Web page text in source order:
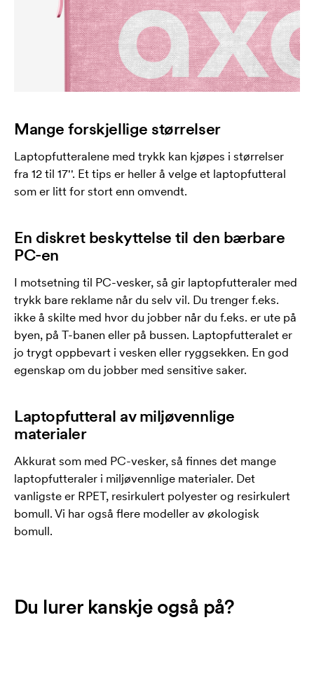
Mange forskjellige størrelser
Laptopfutteralene med trykk kan kjøpes i størrelser
fra 12 til 17''. Et tips er heller å velge et laptopfutteral
som er litt for stort enn omvendt.
En diskret beskyttelse til den bærbare
PC-en
I motsetning til PC-vesker, så gir laptopfutteraler med
trykk bare reklame når du selv vil. Du trenger f.eks.
ikke å skilte med hvor du jobber når du f.eks. er ute på
byen, på T-banen eller på bussen. Laptopfutteralet er
jo trygt oppbevart i vesken eller ryggsekken. En god
egenskap om du jobber med sensitive saker.
Laptopfutteral av miljøvennlige
materialer
Akkurat som med PC-vesker, så finnes det mange
laptopfutteraler i miljøvennlige materialer. Det
vanligste er RPET, resirkulert polyester og resirkulert
bomull. Vi har også flere modeller av økologisk
bomull.
Du lurer kanskje også på?